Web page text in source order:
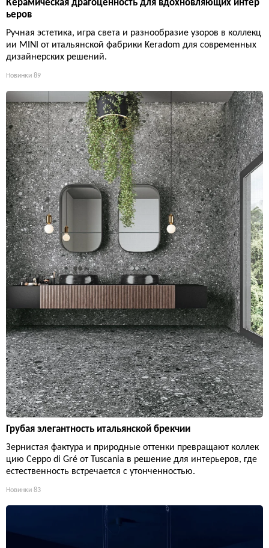
Керамическая драгоценность для вдохновляющих интер
ьеров
Ручная эстетика, игра света и разнообразие узоров в коллекц
ии MINI от итальянской фабрики Keradom для современных
дизайнерских решений.
Новинки 89
Грубая элегантность итальянской брекчии
Зернистая фактура и природные оттенки превращают коллек
цию Ceppo di Gré от Tuscania в решение для интерьеров, где
естественность встречается с утонченностью.
Новинки 83